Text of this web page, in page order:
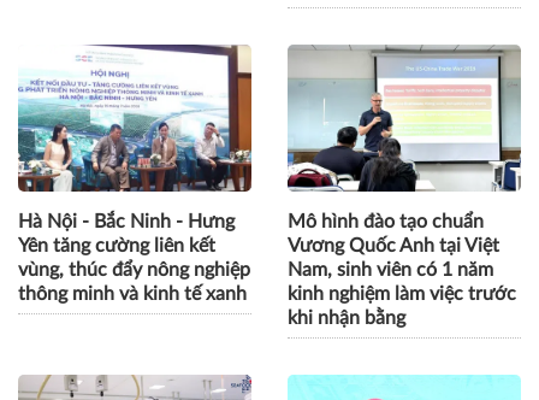
Hà Nội - Bắc Ninh - Hưng
Yên tăng cường liên kết
vùng, thúc đẩy nông nghiệp
thông minh và kinh tế xanh
Mô hình đào tạo chuẩn
Vương Quốc Anh tại Việt
Nam, sinh viên có 1 năm
kinh nghiệm làm việc trước
khi nhận bằng